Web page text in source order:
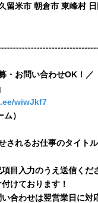
留米市 朝倉市 東峰村
・お問い合わせOK！／
wiwJkf7
）
されるお仕事のタイトル
目入力のうえ送信くだ
けております！
合わせは翌営業日に対